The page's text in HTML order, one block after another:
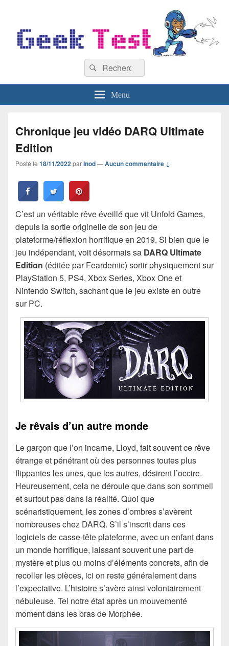
Recherche :
Rechercher
Menu
Chronique jeu vidéo DARQ Ultimate
Edition
Posté le 18/11/2022parInod—Aucun commentaire ↓
C’est un véritable rêve éveillé que vit Unfold Games,
depuis la sortie originelle de son jeu de
plateforme/réflexion horrifique en 2019. Si bien que le
jeu indépendant, voit désormais sa DARQ Ultimate
Edition (éditée par Feardemic) sortir physiquement sur
PlayStation 5, PS4, Xbox Series, Xbox One et
Nintendo Switch, sachant que le jeu existe en outre
sur PC.
Je rêvais d’un autre monde
Le garçon que l’on incarne, Lloyd, fait souvent ce rêve
étrange et pénétrant où des personnes toutes plus
flippantes les unes, que les autres, désirent l’occire.
Heureusement, cela ne déroule que dans son sommeil
et surtout pas dans la réalité. Quoi que
scénaristiquement, les zones d’ombres s’avèrent
nombreuses chez DARQ. S’il s’inscrit dans ces
logiciels de casse-tête plateforme, avec un enfant dans
un monde horrifique, laissant souvent une part de
mystère et plus ou moins d’éléments concrets, afin de
recoller les pièces, ici on reste généralement dans
l’expectative. L’histoire s’avère ainsi volontairement
nébuleuse. Tel notre état après un mouvementé
moment dans les bras de Morphée.